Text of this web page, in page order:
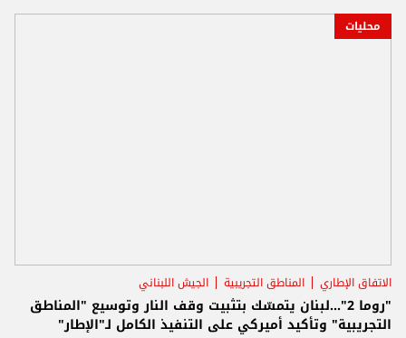
محليات
الاتفاق الإطاري المناطق التجريبية الجيش اللبناني
"روما 2"...لبنان يتمسّك بتثبيت وقف النار وتوسيع "المناطق
التجريبية" وتأكيد أميركي على التنفيذ الكامل لـ"الإطار"